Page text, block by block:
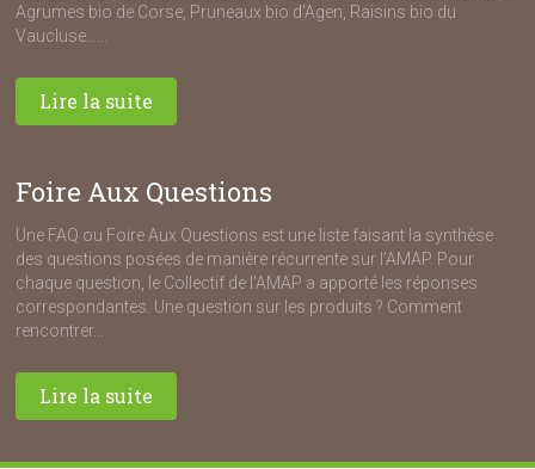
Agrumes bio de Corse, Pruneaux bio d’Agen, Raisins bio du
Vaucluse…...
Lire la suite
Foire Aux Questions
Une FAQ ou Foire Aux Questions est une liste faisant la synthèse
des questions posées de manière récurrente sur l’AMAP. Pour
chaque question, le Collectif de l’AMAP a apporté les réponses
correspondantes. Une question sur les produits ? Comment
rencontrer...
Lire la suite